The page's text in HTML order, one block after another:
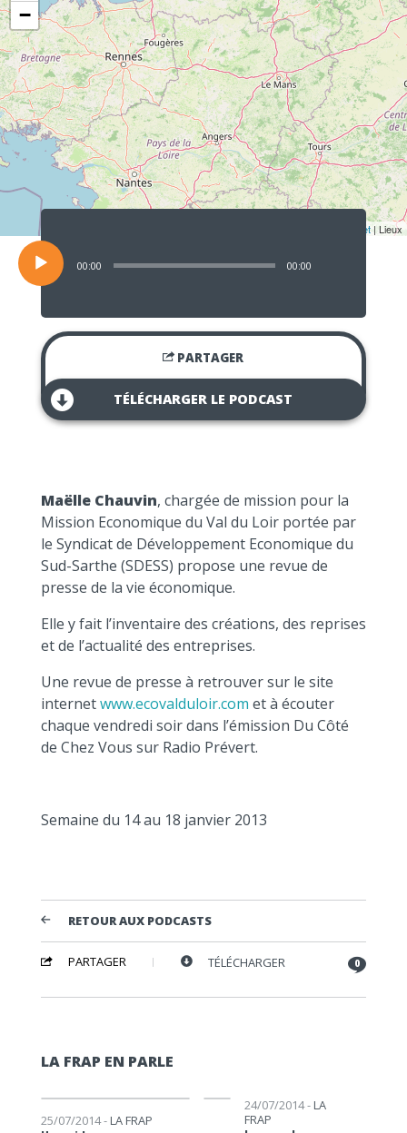
−
Leaflet | Lieux
Lecteur
audio
00:00 00:00
PARTAGER
TÉLÉCHARGER LE PODCAST
Maëlle Chauvin, chargée de mission pour la
Mission Economique du Val du Loir portée par
le Syndicat de Développement Economique du
Sud-Sarthe (SDESS) propose une revue de
presse de la vie économique.
Elle y fait l’inventaire des créations, des reprises
et de l’actualité des entreprises.
Une revue de presse à retrouver sur le site
internetwww.ecovalduloir.com et à écouter
chaque vendredi soir dans l’émission Du Côté
de Chez Vous sur Radio Prévert.
Semaine du 14 au 18 janvier 2013
RETOUR AUX PODCASTS
PARTAGER TÉLÉCHARGER 0
LA FRAP EN PARLE
Lecteur audio
25/07/2014 - LA FRAP
Lecteur audio 24/07/2014 - LA
FRAP